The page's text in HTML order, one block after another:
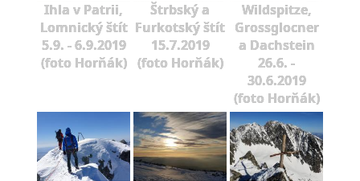
Ihla v Patrii,
Lomnický štít
5.9. - 6.9.2019
(foto Horňák)
Štrbský a
Furkotský štít
15.7.2019
(foto Horňák)
Wildspitze,
Grossglocner
a Dachstein
26.6. -
30.6.2019
(foto Horňák)